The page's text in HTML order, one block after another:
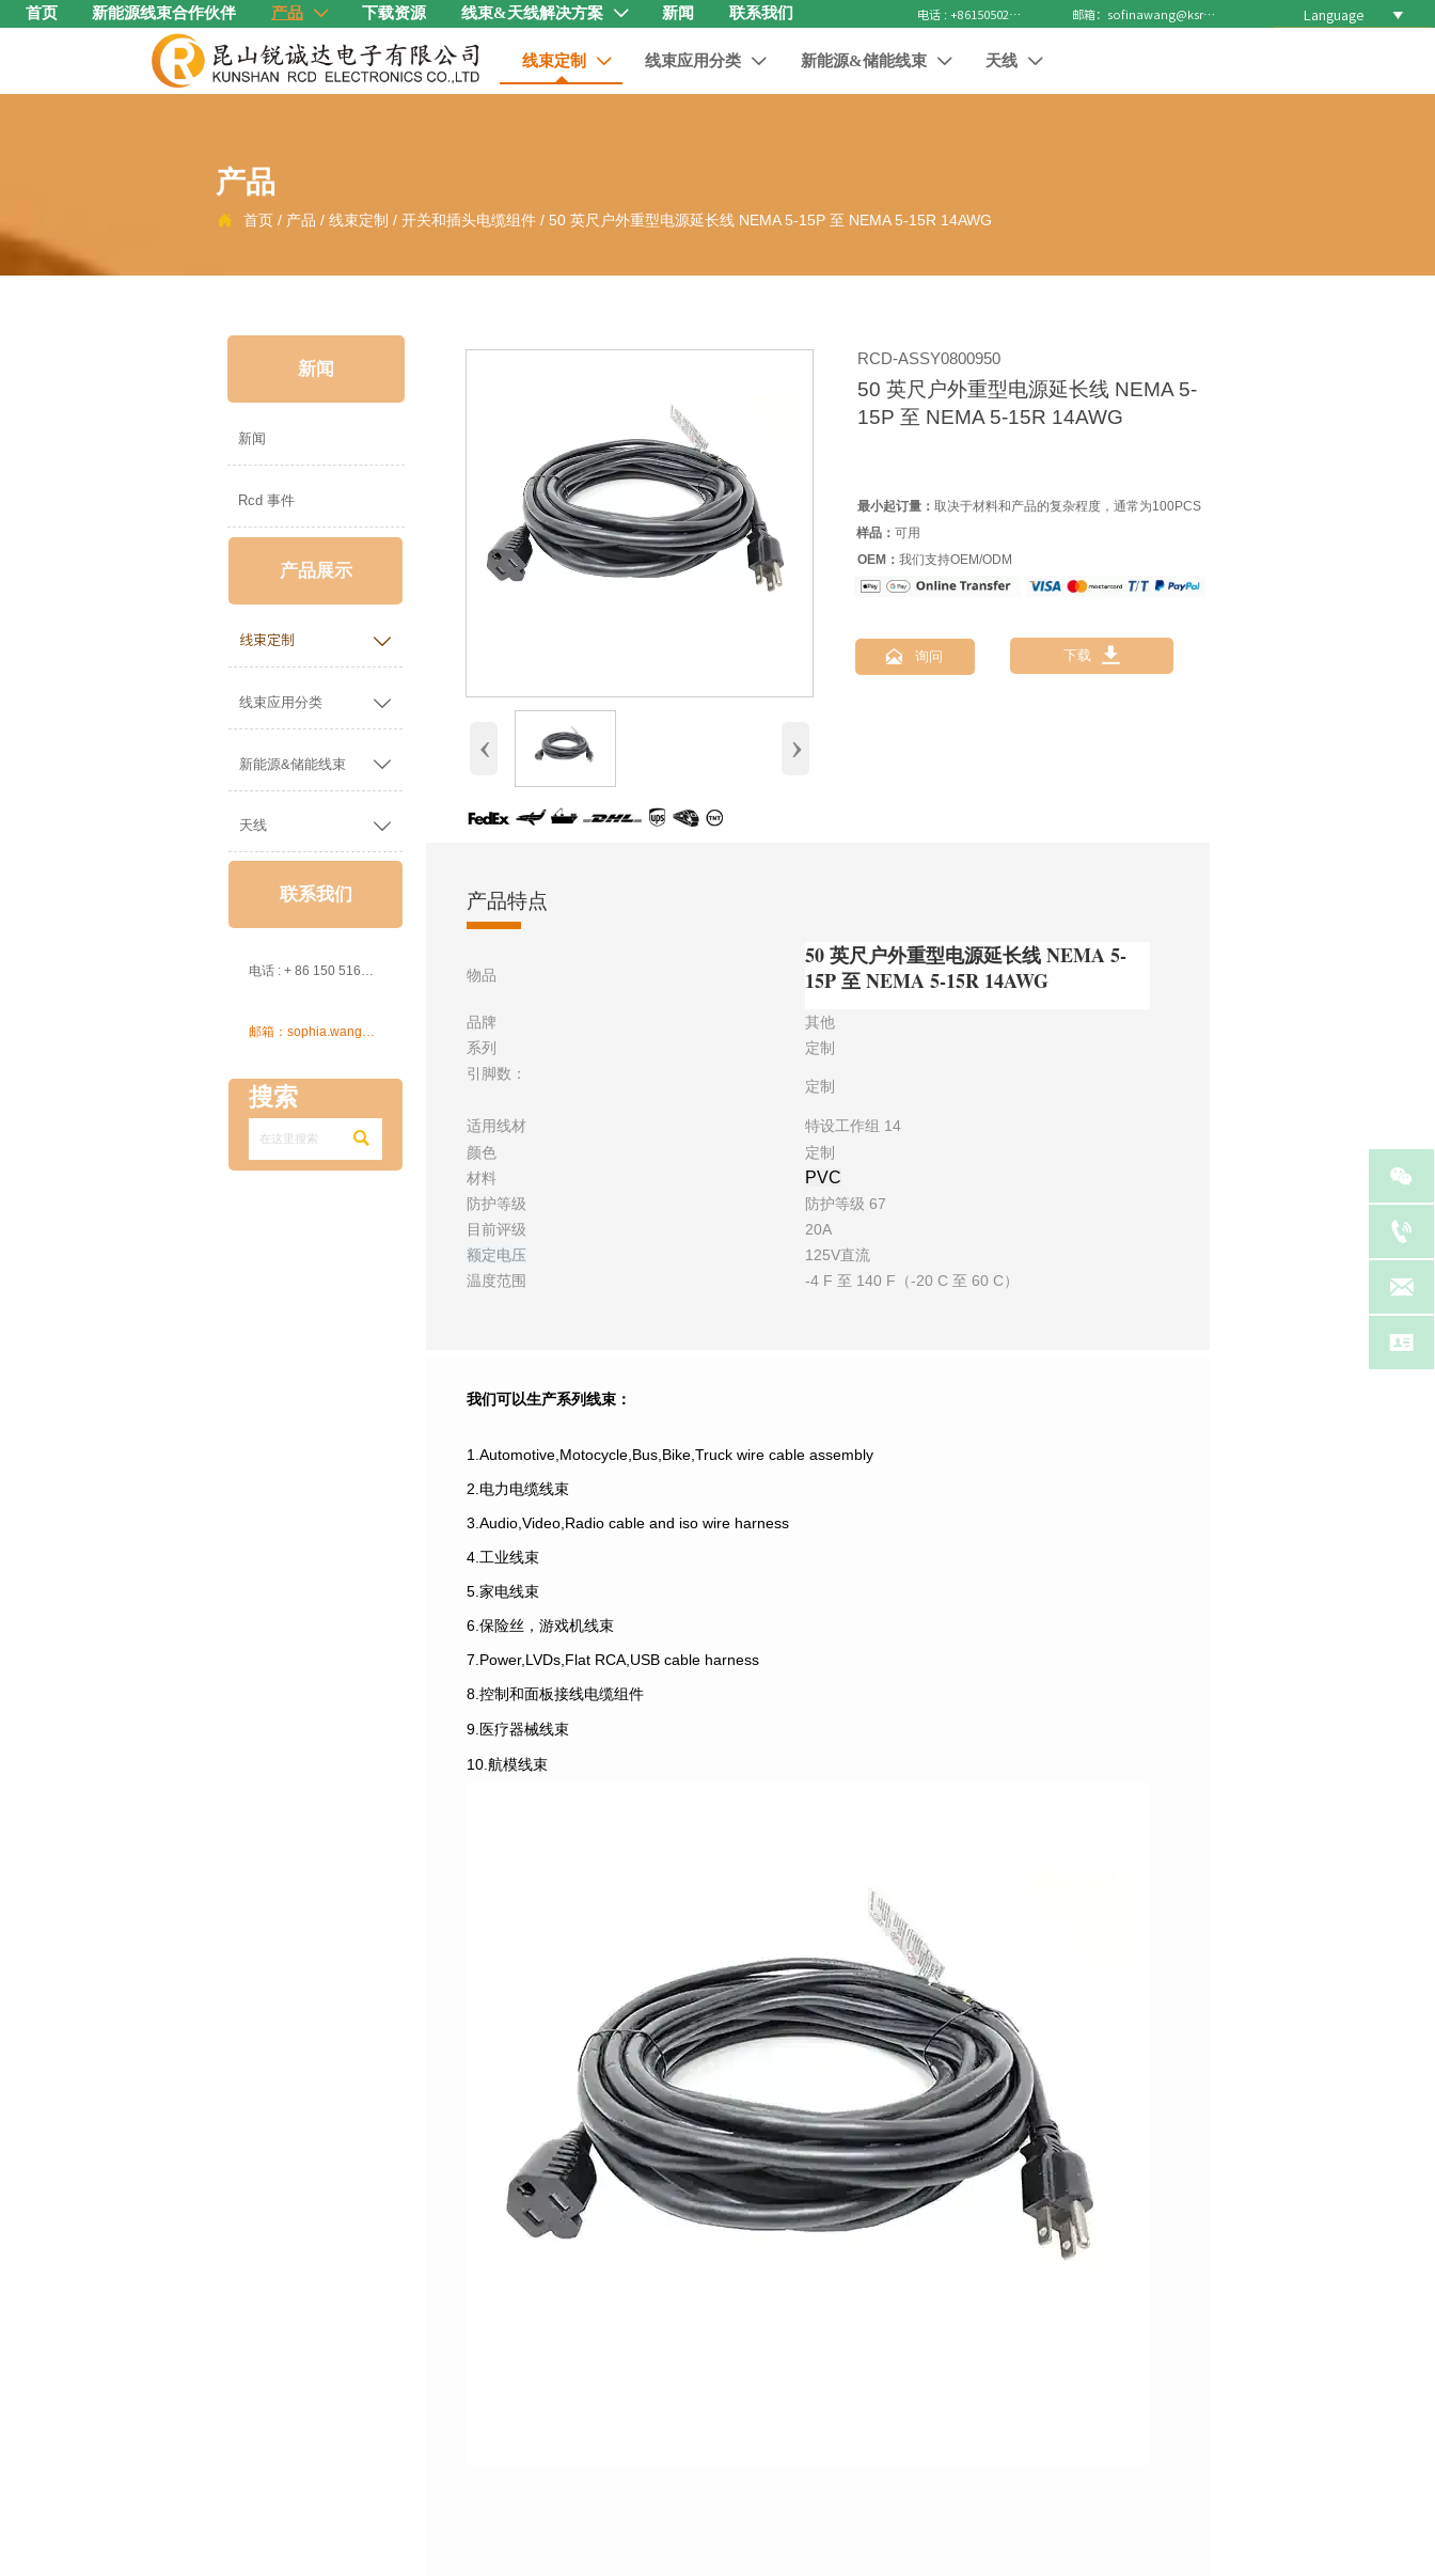
首页 新能源线束合作伙伴 产品  下载资源 线束&天线解决方案  新闻 联系我们 电话 : +8615050271688 邮箱：sofinawang@ksrcd.com Language 
线束定制  线束应用分类  新能源&储能线束  天线 
产品
 首页 / 产品 /线束定制 /开关和插头电缆组件 / 50 英尺户外重型电源延长线 NEMA 5-15P 至 NEMA 5-15R 14AWG
新闻
新闻
Rcd 事件
产品展示
线束定制 
线束应用分类 
新能源&储能线束 
天线 
联系我们
电话 : + 86 150 5162 5639

搜索

‹ ›
RCD-ASSY0800950
50 英尺户外重型电源延长线 NEMA 5-
15P 至 NEMA 5-15R 14AWG
最小起订量： 取决于材料和产品的复杂程度，通常为100PCS
样品：可用
OEM： 我们支持OEM/ODM
 询问 下载 
产品特点
物品
50 英尺户外重型电源延长线 NEMA 5-
15P 至 NEMA 5-15R 14AWG
品牌
其他
系列
定制
引脚数：
定制
适用线材
特设工作组 14
颜色
定制
材料
PVC
防护等级
防护等级 67
目前评级
20A
额定电压
125V直流
温度范围
-4 F 至 140 F（-20 C 至 60 C）
我们可以生产系列线束：
1.Automotive,Motocycle,Bus,Bike,Truck wire cable assembly
2.电力电缆线束
3.Audio,Video,Radio cable and iso wire harness
4.工业线束
5.家电线束
6.保险丝，游戏机线束
7.Power,LVDs,Flat RCA,USB cable harness
8.控制和面板接线电缆组件
9.医疗器械线束
10.航模线束



